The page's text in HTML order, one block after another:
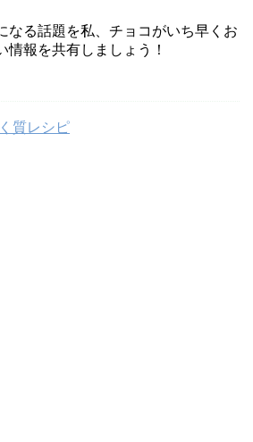
なる話題を私、チョコがいち早くお
情報を共有しましょう！
質レシピ